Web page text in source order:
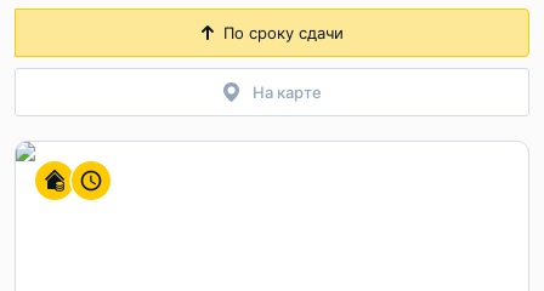
По сроку сдачи
На карте